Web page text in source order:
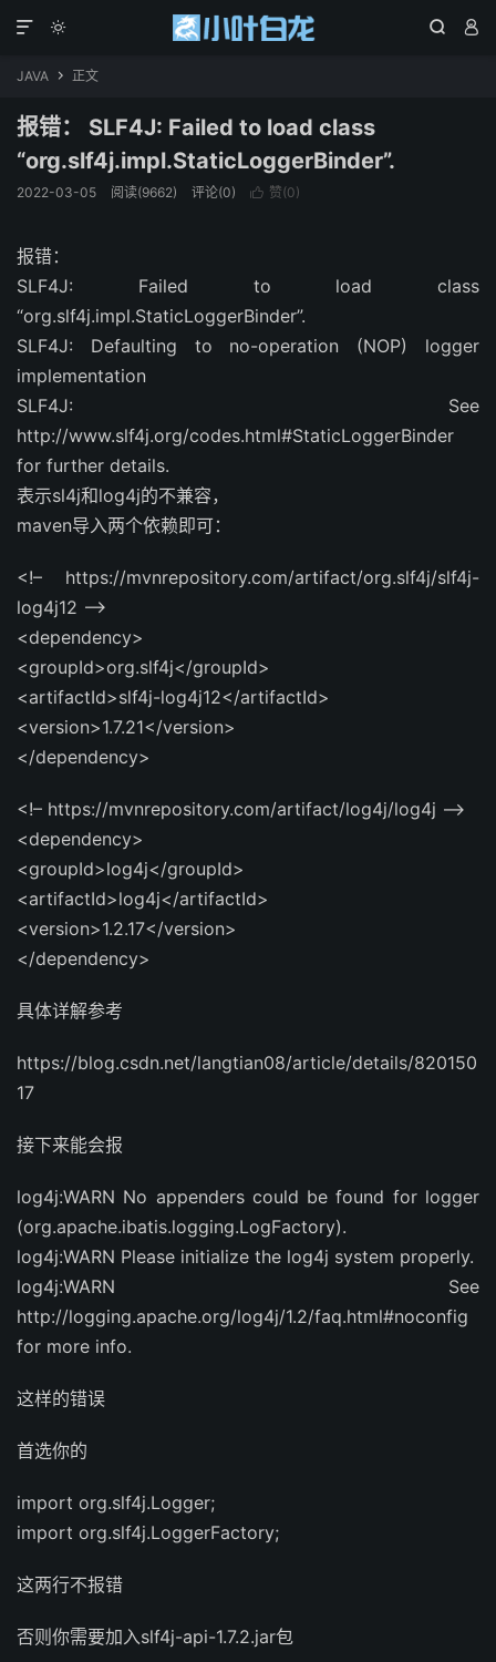
  

JAVA  正文
报错： SLF4J: Failed to load class
“org.slf4j.impl.StaticLoggerBinder”.
2022-03-05 阅读(9662) 评论(0)  赞(0)
报错：
SLF4J: Failed to load class
“org.slf4j.impl.StaticLoggerBinder”.
SLF4J: Defaulting to no-operation (NOP) logger
implementation
SLF4J: See
http://www.slf4j.org/codes.html#StaticLoggerBinder
for further details.
表示sl4j和log4j的不兼容，
maven导入两个依赖即可：
<!– https://mvnrepository.com/artifact/org.slf4j/slf4j-
log4j12 –>
<dependency>
<groupId>org.slf4j</groupId>
<artifactId>slf4j-log4j12</artifactId>
<version>1.7.21</version>
</dependency>
<!– https://mvnrepository.com/artifact/log4j/log4j –>
<dependency>
<groupId>log4j</groupId>
<artifactId>log4j</artifactId>
<version>1.2.17</version>
</dependency>
具体详解参考
https://blog.csdn.net/langtian08/article/details/820150
17
接下来能会报
log4j:WARN No appenders could be found for logger
(org.apache.ibatis.logging.LogFactory).
log4j:WARN Please initialize the log4j system properly.
log4j:WARN See
http://logging.apache.org/log4j/1.2/faq.html#noconfig
for more info.
这样的错误
首选你的
import org.slf4j.Logger;
import org.slf4j.LoggerFactory;
这两行不报错
否则你需要加入slf4j-api-1.7.2.jar包